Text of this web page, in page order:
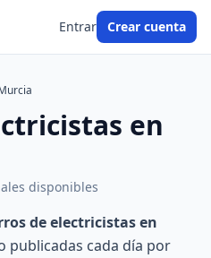
Entrar Crear cuenta
en
disponibles
de electricistas en
publicadas cada día por